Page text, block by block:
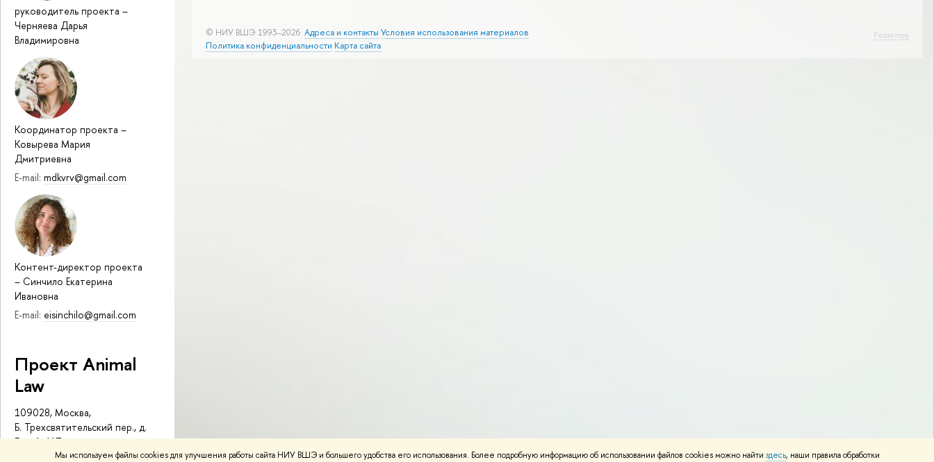
Мы используем файлы cookies для улучшения работы сайта НИУ ВШЭ и большего удобства его использования. Более подробную информацию об использовании файлов cookies можно найти здесь, наши правила обработки
руководитель проекта –
Черняева Дарья
Владимировна
Координатор проекта –
Ковырева Мария
Дмитриевна
E-mail: mdkvrv@gmail.com
Контент-директор проекта
– Синчило Екатерина
Ивановна
E-mail: eisinchilo@gmail.com
Проект Animal
Law
109028, Москва,
Б. Трехсвятительский пер., д.
3, каб. 417
© НИУ ВШЭ 1993–2026 Адреса и контакты Условия использования материалов
Политика конфиденциальности Карта сайта
Редактору